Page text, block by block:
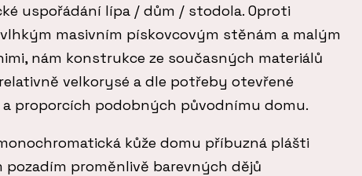
uspořádání lípa / dům / stodola. Oproti
masivním pískovcovým stěnám a malým
nám konstrukce ze současných materiálů
velkorysé a dle potřeby otevřené
proporcích podobných původnímu domu.
kůže domu příbuzná plášti
proměnlivě barevných dějů